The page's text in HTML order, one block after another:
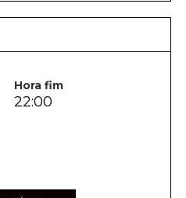
Hora fim
22:00